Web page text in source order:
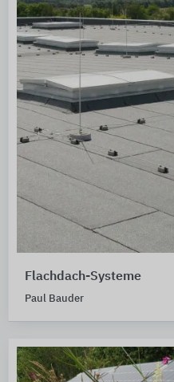
Flachdach-Systeme
Paul Bauder